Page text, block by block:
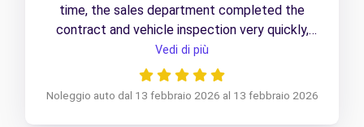
time, the sales department completed the
contract and vehicle inspection very quickly,
and I was able to leave promptly. The return
also went very smoothly; the staff were very
helpful.
Vedi di più
Noleggio auto dal 13 febbraio 2026 al 13 febbraio 2026